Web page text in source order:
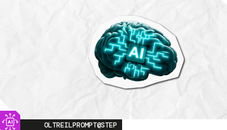
Image
OLTREILPROMPT@STEP